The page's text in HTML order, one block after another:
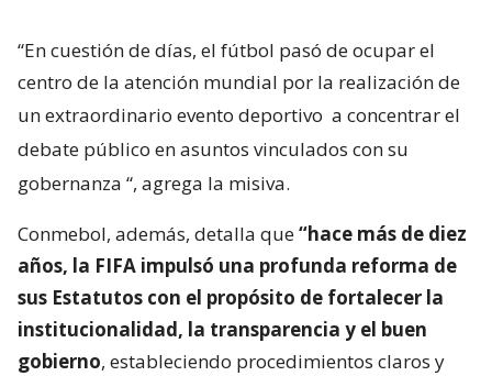
“En cuestión de días, el fútbol pasó de ocupar el
centro de la atención mundial por la realización de
un extraordinario evento deportivo a concentrar el
debate público en asuntos vinculados con su
gobernanza “, agrega la misiva.
Conmebol, además, detalla que“hace más de diez
años, la FIFA impulsó una profunda reforma de
sus Estatutos con el propósito de fortalecer la
institucionalidad, la transparencia y el buen
gobierno, estableciendo procedimientos claros y